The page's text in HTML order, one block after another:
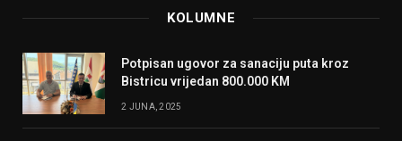
KOLUMNE
Potpisan ugovor za sanaciju puta kroz
Bistricu vrijedan 800.000 KM
2 JUNA, 2025